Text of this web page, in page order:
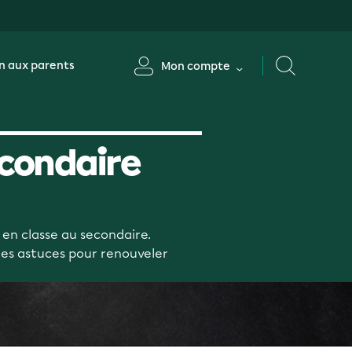
aux parents Mon compte
classe au secondaire.
astuces pour renouveler